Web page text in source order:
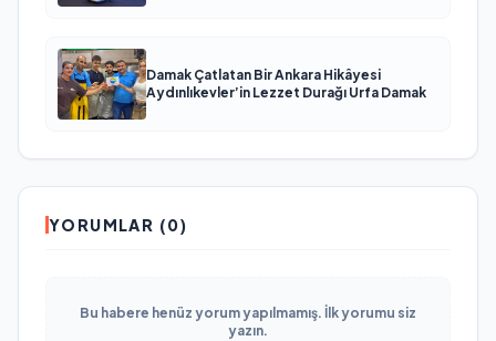
Damak Çatlatan Bir Ankara Hikâyesi
Aydınlıkevler’in Lezzet Durağı Urfa Damak
YORUMLAR (0)
Bu habere henüz yorum yapılmamış. İlk yorumu siz
yazın.